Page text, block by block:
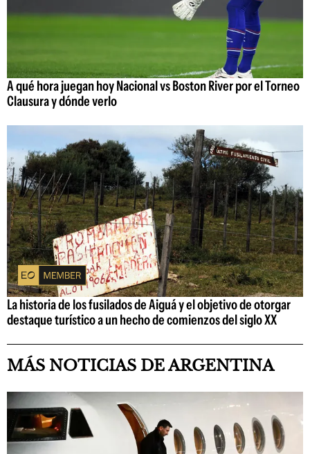
A qué hora juegan hoy Nacional vs Boston River por el Torneo
Clausura y dónde verlo
La historia de los fusilados de Aiguá y el objetivo de otorgar
destaque turístico a un hecho de comienzos del siglo XX
MÁS NOTICIAS DE ARGENTINA